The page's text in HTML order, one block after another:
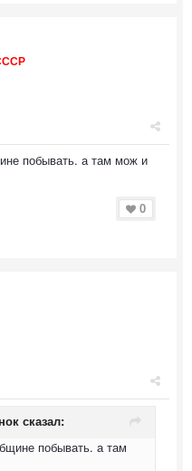
побывать. а там мож и
0
сказал:
побывать. а там